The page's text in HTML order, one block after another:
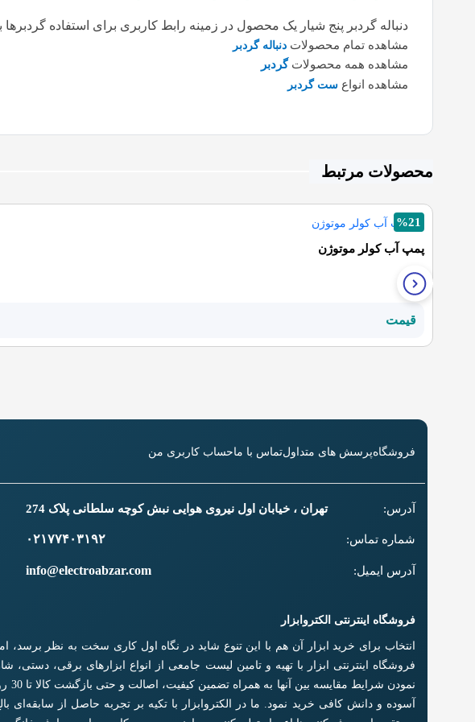
دنباله گردبر پنج شیار یک محصول در زمینه رابط کاربری برای استفاده
مشاهده تمام محصولاتدنباله گردبر
مشاهده همه محصولاتگردبر
مشاهده انواعست گردبر
محصولات مرتبط
%21
پمپ آب کولر موتوژن
قیمت
فروشگاهپرسش های متداولتماس با ماحساب کاربری من
آدرس: تهران ، خیابان اول نیروی هوایی نبش کوچه سلطانی پلاک 274
شماره تماس: ۰۲۱۷۷۴۰۳۱۹۲
آدرس ایمیل: info@electroabzar.com
فروشگاه اینترنتی الکتروابزار
انتخاب برای خرید ابزار آن هم با این تنوع شاید در نگاه اول کاری سخت به نظر برسد،
فروشگاه اینترنتی ابزار با تهیه و تامین لیست جامعی از انواع ابزار‌های برقی، دستی،